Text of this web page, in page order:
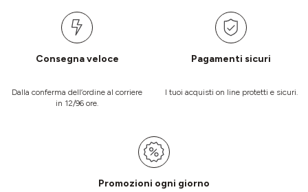
Consegna veloce
Dalla conferma dell’ordine al corriere
in 12/96 ore.
Pagamenti sicuri
I tuoi acquisti on line protetti e sicuri.
Promozioni ogni giorno